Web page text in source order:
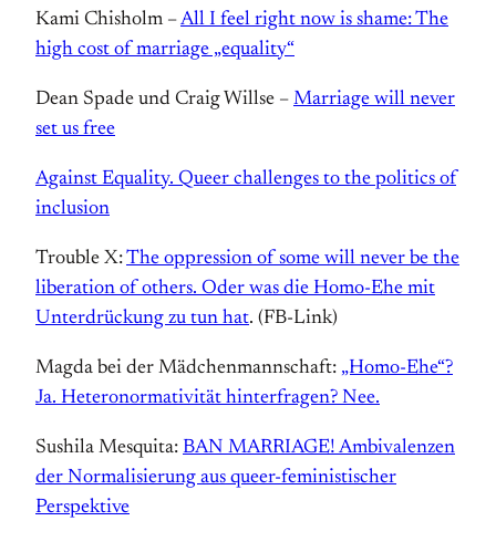
Kami Chisholm –All I feel right now is shame: The
high cost of marriage „equality“
Dean Spade und Craig Willse – Marriage will never
set us free
Against Equality. Queer challenges to the politics of
inclusion
Trouble X:The oppression of some will never be the
liberation of others. Oder was die Homo-Ehe mit
Unterdrückung zu tun hat. (FB-Link)
Magda bei der Mädchenmannschaft: „Homo-Ehe“?
Ja. Heteronormativität hinterfragen? Nee.
Sushila Mesquita: BAN MARRIAGE! Ambivalenzen
der Normalisierung aus queer-feministischer
Perspektive